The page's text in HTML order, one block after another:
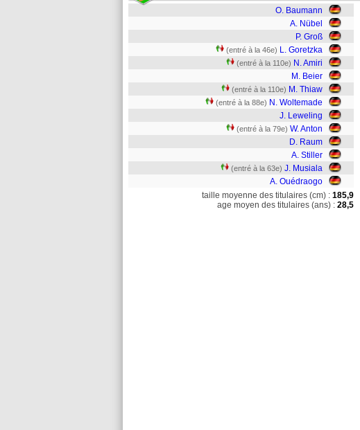
O. Baumann
A. Nübel
P. Groß
(entré à la 46e) L. Goretzka
(entré à la 110e) N. Amiri
M. Beier
(entré à la 110e) M. Thiaw
(entré à la 88e) N. Woltemade
J. Leweling
(entré à la 79e) W. Anton
D. Raum
A. Stiller
(entré à la 63e) J. Musiala
A. Ouédraogo
taille moyenne des titulaires (cm) : 185,9
age moyen des titulaires (ans) : 28,5